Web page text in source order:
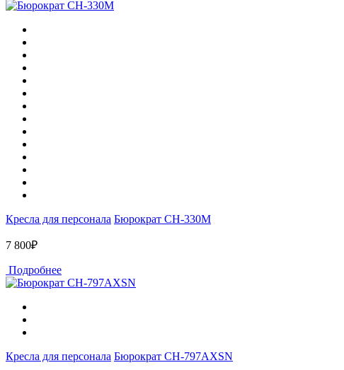
Кресла для персонала Бюрократ CH-330M
7 800₽
Подробнее
Кресла для персонала Бюрократ CH-797AXSN